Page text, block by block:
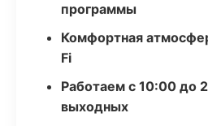
программы
Комфортная
Fi
Работаем с 10:00 до
выходных